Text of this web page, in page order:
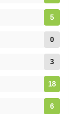
5
0
3
18
6